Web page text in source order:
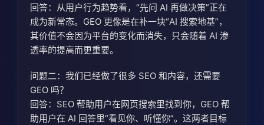
回答：从用户行为趋势看，“先问 AI 再做决策”正在
成为新常态。GEO 更像是在补一块“AI 搜索地基”，
其价值不会因为平台的变化而消失，只会随着 AI 渗
透率的提高而更重要。
问题二：我们已经做了很多 SEO 和内容，还需要
GEO 吗？
回答：SEO 帮助用户在网页搜索里找到你，GEO 帮
助用户在 AI 回答里“看见你、听懂你”。这两者目标